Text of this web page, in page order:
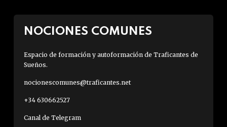
NOCIONES COMUNES
Espacio de formación y autoformación de Traficantes de
Sueños.
nocionescomunes@traficantes.net
+34 630662527
Canal de Telegram